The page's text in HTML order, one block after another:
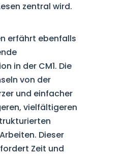
zentral wird.
erfährt ebenfalls
in der CM1. Die
von der
und einfacher
vielfältigeren
Dieser
Zeit und